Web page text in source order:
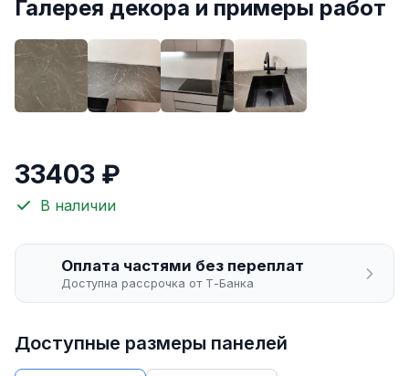
Галерея декора и примеры работ
33403 ₽
В наличии
Оплата частями без переплат
Доступна рассрочка от Т-Банка
Доступные размеры панелей